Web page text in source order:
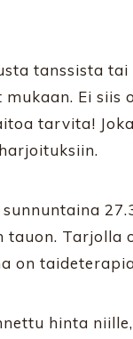
tanssista
Ei siis
tarvita!
tauon. Tarjolla
on
hinta